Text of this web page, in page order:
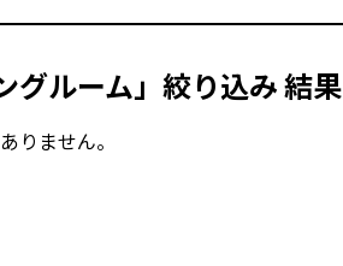
グルーム」絞り込み 結果
りません。